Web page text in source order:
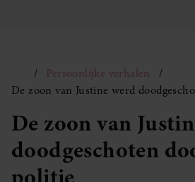
Persoonlijke verhalen
De zoon van Justine werd
De zoon van
doodgeschoten